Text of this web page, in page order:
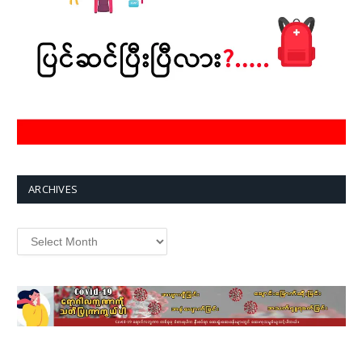
ARCHIVES
Archives